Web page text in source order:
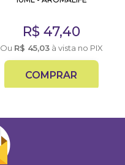
R$ 47,40
Ou R$ 45,03à vista no PIX
COMPRAR